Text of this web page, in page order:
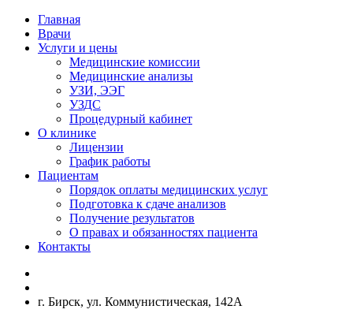
Главная
Врачи
Услуги и цены
Медицинские комиссии
Медицинские анализы
УЗИ, ЭЭГ
УЗДС
Процедурный кабинет
О клинике
Лицензии
График работы
Пациентам
Порядок оплаты медицинских услуг
Подготовка к сдаче анализов
Получение результатов
О правах и обязанностях пациента
Контакты
г. Бирск, ул. Коммунистическая, 142А